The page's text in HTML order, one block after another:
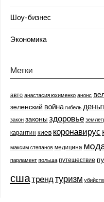
Шоу-бизнес
Экономика
Метки
авто анастасия юхименко анонс
зеленский война гибель
закон законыздоровье
карантин киев коронавирус
максим степанов медицина
парламент польша путешествие
сшатренд туризм